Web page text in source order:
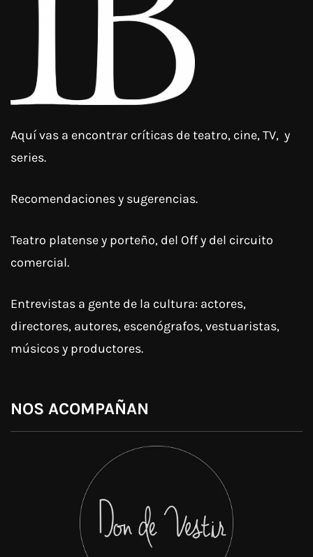
Aquí vas a encontrar críticas de teatro, cine, TV, y
series.
Recomendaciones y sugerencias.
Teatro platense y porteño, del Off y del circuito
comercial.
Entrevistas a gente de la cultura: actores,
directores, autores, escenógrafos, vestuaristas,
músicos y productores.
NOS ACOMPAÑAN